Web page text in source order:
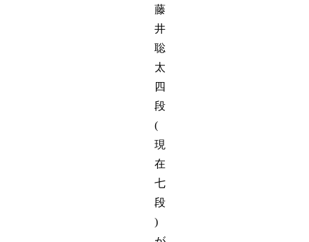
藤
井
聡
太
四
段
(
現
在
七
段
)